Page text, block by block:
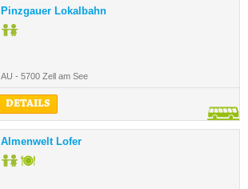
Pinzgauer Lokalbahn
AU - 5700 Zell am See
DETAILS
Almenwelt Lofer